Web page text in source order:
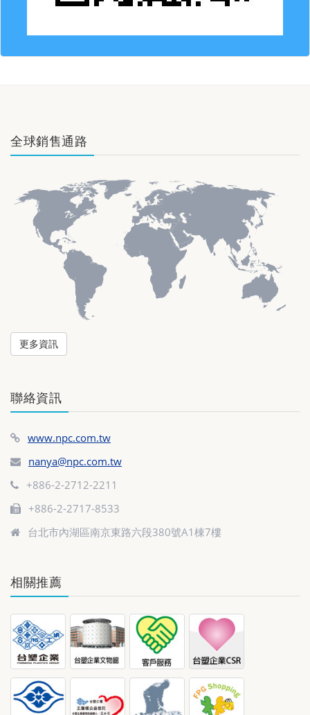
全球銷售通路
更多資訊
聯絡資訊
www.npc.com.tw
nanya@npc.com.tw
+886-2-2712-2211
+886-2-2717-8533
台北市內湖區南京東路六段380號A1棟7樓
相關推薦